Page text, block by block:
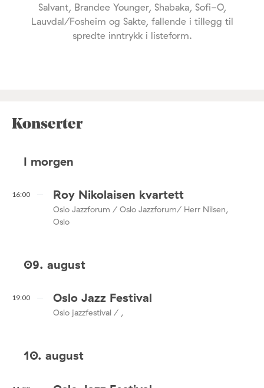
Salvant, Brandee Younger, Shabaka, Sofi-O,
Lauvdal/Fosheim og Sakte, fallende i tillegg til
spredte inntrykk i listeform.
Konserter
I morgen
16:00 Roy Nikolaisen kvartett
Oslo Jazzforum / Oslo Jazzforum/ Herr Nilsen,
Oslo
09. august
19:00 Oslo Jazz Festival
Oslo jazzfestival / ,
10. august